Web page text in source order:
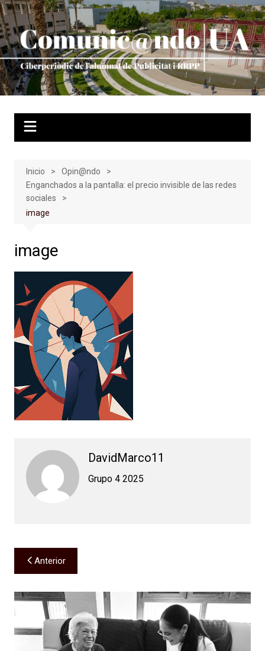
Saltar
al
contenido
Inicio
Opin@ndo
Enganchados a la pantalla: el precio invisible de las redes
sociales
image
image
DavidMarco11
Grupo 4 2025
Navegación
de
entradas
Anterior